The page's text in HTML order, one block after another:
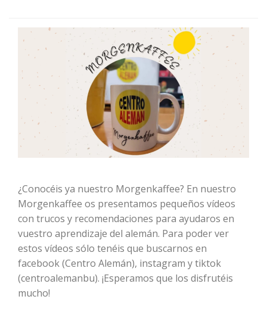
¿Conocéis ya nuestro Morgenkaffee? En nuestro
Morgenkaffee os presentamos pequeños vídeos
con trucos y recomendaciones para ayudaros en
vuestro aprendizaje del alemán. Para poder ver
estos vídeos sólo tenéis que buscarnos en
facebook (Centro Alemán), instagram y tiktok
(centroalemanbu). ¡Esperamos que los disfrutéis
mucho!